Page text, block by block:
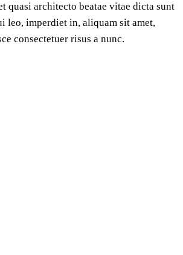
quasi architecto beatae vitae dicta sunt
leo, imperdiet in, aliquam sit amet,
consectetuer risus a nunc.